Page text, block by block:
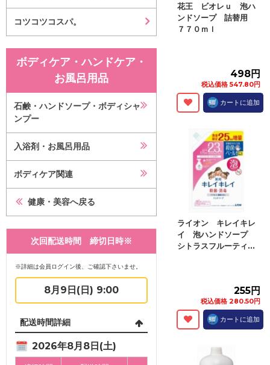
コツコツコスパ。
ボディケア・ハンドケア・
お風呂用品
石鹸・ハンドソープ・ボディシャ
ンプー
入浴剤・お風呂用品
ボディケア関連
健康・美容へ戻る
次回配送時間 締切日時※
※詳細は会員ログイン後、ご確認下さいませ。
8月9日(日) 9:00
配送時間詳細
2026年8月8日(土)
花王 ビオレｕ 泡ハ
ンドソープ 詰替用
７７０ｍｌ
498円
税込価格 547.80円
カートに追加
ライオン キレイキレ
イ 泡ハンドソープ
シトラスフルーティ...
255円
税込価格 280.50円
カートに追加